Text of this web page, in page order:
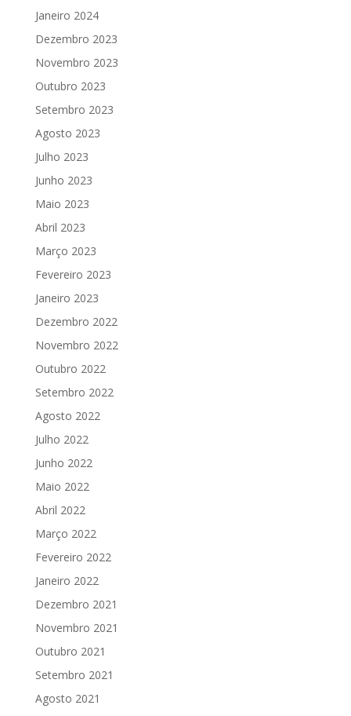
Janeiro 2024
Dezembro 2023
Novembro 2023
Outubro 2023
Setembro 2023
Agosto 2023
Julho 2023
Junho 2023
Maio 2023
Abril 2023
Março 2023
Fevereiro 2023
Janeiro 2023
Dezembro 2022
Novembro 2022
Outubro 2022
Setembro 2022
Agosto 2022
Julho 2022
Junho 2022
Maio 2022
Abril 2022
Março 2022
Fevereiro 2022
Janeiro 2022
Dezembro 2021
Novembro 2021
Outubro 2021
Setembro 2021
Agosto 2021